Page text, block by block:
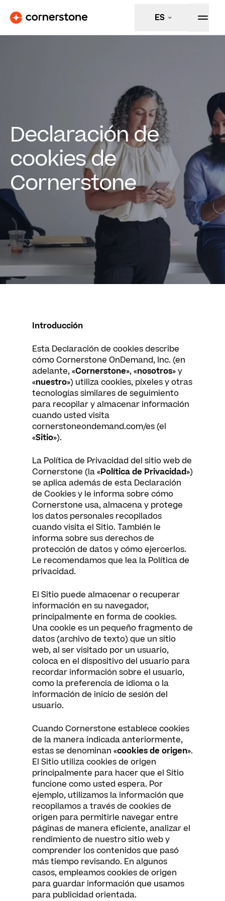
ES
Declaración de
cookies de
Cornerstone
Introducción
Esta Declaración de cookies describe
cómo Cornerstone OnDemand, Inc. (en
adelante, «Cornerstone», «nosotros» y
«nuestro») utiliza cookies, píxeles y otras
tecnologías similares de seguimiento
para recopilar y almacenar información
cuando usted visita
cornerstoneondemand.com/es (el
«Sitio»).
La Política de Privacidad del sitio web de
Cornerstone (la «Política de Privacidad»)
se aplica además de esta Declaración
de Cookies y le informa sobre cómo
Cornerstone usa, almacena y protege
los datos personales recopilados
cuando visita el Sitio. También le
informa sobre sus derechos de
protección de datos y cómo ejercerlos.
Le recomendamos que lea la Política de
privacidad.
El Sitio puede almacenar o recuperar
información en su navegador,
principalmente en forma de cookies.
Una cookie es un pequeño fragmento de
datos (archivo de texto) que un sitio
web, al ser visitado por un usuario,
coloca en el dispositivo del usuario para
recordar información sobre el usuario,
como la preferencia de idioma o la
información de inicio de sesión del
usuario.
Cuando Cornerstone establece cookies
de la manera indicada anteriormente,
estas se denominan «cookies de origen».
El Sitio utiliza cookies de origen
principalmente para hacer que el Sitio
funcione como usted espera. Por
ejemplo, utilizamos la información que
recopilamos a través de cookies de
origen para permitirle navegar entre
páginas de manera eficiente, analizar el
rendimiento de nuestro sitio web y
comprender los contenidos que pasó
más tiempo revisando. En algunos
casos, empleamos cookies de origen
para guardar información que usamos
para publicidad orientada.